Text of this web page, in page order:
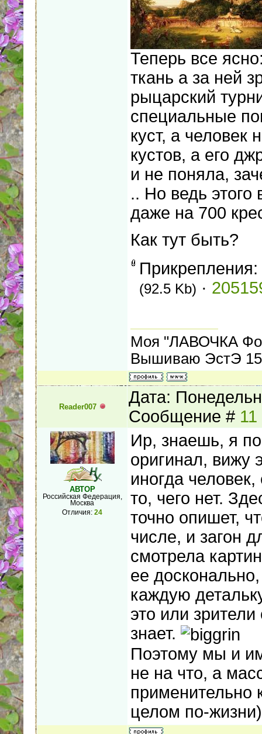
Теперь все
ткань а за ней
рыцарский
специальные
куст, а человек
кустов, а его
и не поняла,
.. Но ведь этого
даже на 700
Как тут быть?
Прикрепления:
(92.5 Kb) ·
Моя "ЛАВОЧКА
Вышиваю ЭстЭ
Reader007
Дата:
Сообщение # 11
АВТОР
Российская Федерация,
Москва
Отличия: 24
Ир, знаешь, я
оригинал, вижу
иногда
то, чего нет.
точно опишет,
числе, и загон
смотрела
ее
каждую
это или
знает.
Поэтому мы и
не на что, а
применительно
целом по-жизни)